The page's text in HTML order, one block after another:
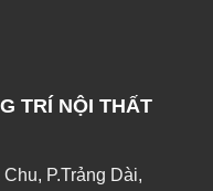
TRÍ NỘI THẤT
P.Trảng Dài,